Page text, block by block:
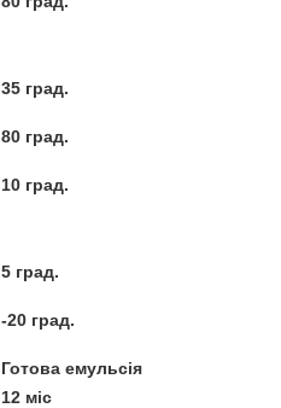
35 град.
80 град.
10 град.
5 град.
-20 град.
Готова емульсія
12 міс